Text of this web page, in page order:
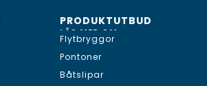
PRODUKTUTBUD
LÄS MER OM...
Flytbryggor
Pontoner
Båtslipar